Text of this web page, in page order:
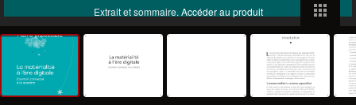
Extrait et sommaire. Accéder au produit